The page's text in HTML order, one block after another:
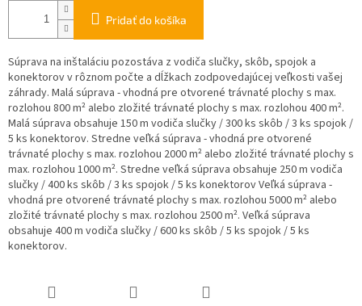
Pridať do košíka
Súprava na inštaláciu pozostáva z vodiča slučky, skôb, spojok a
konektorov v rôznom počte a dĺžkach zodpovedajúcej veľkosti vašej
záhrady. Malá súprava - vhodná pre otvorené trávnaté plochy s max.
rozlohou 800 m² alebo zložité trávnaté plochy s max. rozlohou 400 m².
Malá súprava obsahuje 150 m vodiča slučky / 300 ks skôb / 3 ks spojok /
5 ks konektorov. Stredne veľká súprava - vhodná pre otvorené
trávnaté plochy s max. rozlohou 2000 m² alebo zložité trávnaté plochy s
max. rozlohou 1000 m². Stredne veľká súprava obsahuje 250 m vodiča
slučky / 400 ks skôb / 3 ks spojok / 5 ks konektorov Veľká súprava -
vhodná pre otvorené trávnaté plochy s max. rozlohou 5000 m² alebo
zložité trávnaté plochy s max. rozlohou 2500 m². Veľká súprava
obsahuje 400 m vodiča slučky / 600 ks skôb / 5 ks spojok / 5 ks
konektorov.